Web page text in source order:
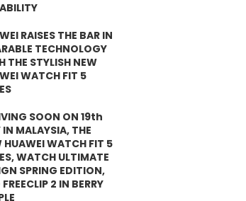
RAISES THE BAR IN
TECHNOLOGY
THE STYLISH NEW
WATCH FIT 5
SOON ON 19th
IN MALAYSIA, THE
HUAWEI WATCH FIT 5
WATCH ULTIMATE
SPRING EDITION,
2 IN BERRY